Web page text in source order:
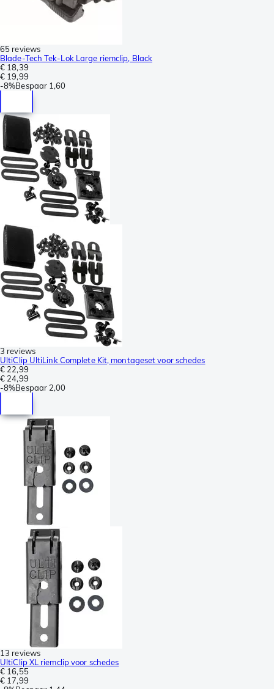
65 reviews
Blade-Tech Tek-Lok Large riemclip, Black
€ 18,39
€ 19,99
-8%Bespaar 1,60
3 reviews
UltiClip UltiLink Complete Kit, montageset voor schedes
€ 22,99
€ 24,99
-8%Bespaar 2,00
13 reviews
UltiClip XL riemclip voor schedes
€ 16,55
€ 17,99